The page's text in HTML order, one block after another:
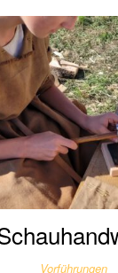
Vorführungen